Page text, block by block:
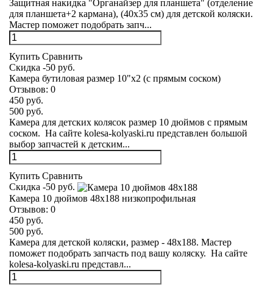
Защитная накидка "Органайзер для планшета" (отделение
для планшета+2 кармана), (40х35 см) для детской коляски.
Мастер поможет подобрать запч...
Купить Сравнить
Скидка -50 руб.
Камера бутиловая размер 10"х2 (с прямым соском)
Отзывов: 0
450 руб.
500 руб.
Камера для детских колясок размер 10 дюймов с прямым
соском. На сайте kolesa-kolyaski.ru представлен большой
выбор запчастей к детским...
Купить Сравнить
Скидка -50 руб.
Камера 10 дюймов 48х188 низкопрофильная
Отзывов: 0
450 руб.
500 руб.
Камера для детской коляски, размер - 48х188. Мастер
поможет подобрать запчасть под вашу коляску. На сайте
kolesa-kolyaski.ru представл...